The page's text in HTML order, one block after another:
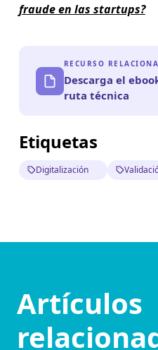
fraude en las startups?
RECURSO
Descarga el
ruta técnica
Etiquetas
Digitalización
Artículos